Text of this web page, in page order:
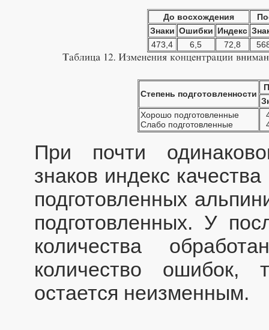
До восхождения
Знаки Ошибки Индекс
473,4
6,5 72,8
Степень подготовленности
Хорошо подготовленные
Слабо подготовленные
При почти
знаков индекс
подготовленных
подготовленных. У
количества
количество ошибок,
остается неизменным.